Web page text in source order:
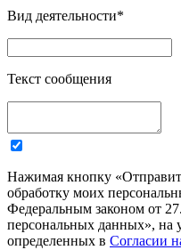
Вид деятельности*
Текст сообщения
Нажимая кнопку
обработку моих
Федеральным законом от
персональных данных», на
определенных в Согласии